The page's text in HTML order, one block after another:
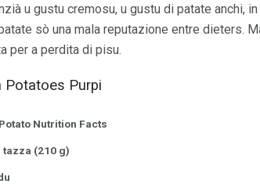
u gustu cremosu, u gustu di patate anchi,
sò una mala reputazione entre dieters.
per a perdita di pisu.
Potatoes Purpi
Nutrition Facts
tazza (210 g)